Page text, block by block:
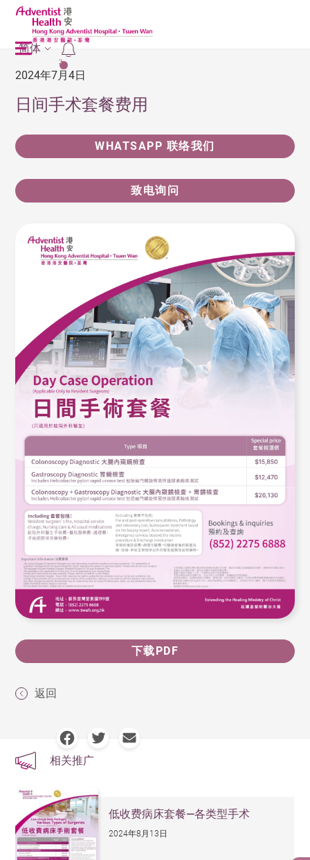
2
简体
2024年7月4日
日间手术套餐费用
WHATSAPP 联络我们
致电询问
下载PDF
返回
相关推广
低收费病床套餐—各类型手术
2024年8月13日